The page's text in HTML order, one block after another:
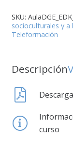
SKU:
socioculturales y a
Teleformación
Descripción
curso